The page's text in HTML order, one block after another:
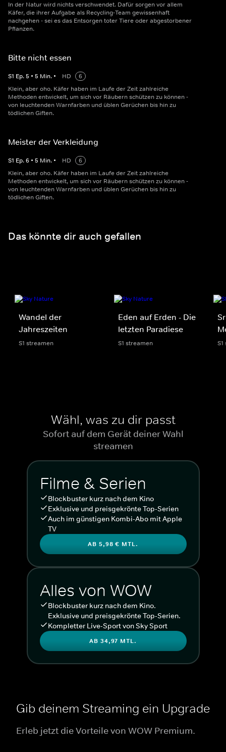
In der Natur wird nichts verschwendet. Dafür sorgen vor allem
Käfer, die ihrer Aufgabe als Recycling-Team gewissenhaft
nachgehen - sei es das Entsorgen toter Tiere oder abgestorbener
Pflanzen.
Bitte nicht essen
S1 Ep.5 • 5 Min. • HD
6
Klein, aber oho. Käfer haben im Laufe der Zeit zahlreiche
Methoden entwickelt, um sich vor Räubern schützen zu können -
von leuchtenden Warnfarben und üblen Gerüchen bis hin zu
tödlichen Giften.
Meister der Verkleidung
S1 Ep.6 • 5 Min. • HD
6
Klein, aber oho. Käfer haben im Laufe der Zeit zahlreiche
Methoden entwickelt, um sich vor Räubern schützen zu können -
von leuchtenden Warnfarben und üblen Gerüchen bis hin zu
tödlichen Giften.
Das könnte dir auch gefallen
Wandel der
Jahreszeiten
S1 streamen
Eden auf Erden - Die
letzten Paradiese
S1 streamen
Wähl, was zu dir passt
Sofort auf dem Gerät deiner Wahl
streamen
Filme & Serien
Blockbuster kurz nach dem Kino
Exklusive und preisgekrönte Top-Serien
Auch im günstigen Kombi-Abo mit Apple
TV
AB 5,98 € MTL.
Alles von WOW
Blockbuster kurz nach dem Kino.
Exklusive und preisgekrönte Top-Serien.
Kompletter Live-Sport von Sky Sport
AB 34,97 MTL.
Gib deinem Streaming ein Upgrade
Erleb jetzt die Vorteile von WOW Premium.